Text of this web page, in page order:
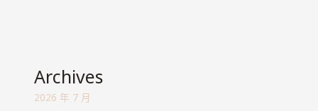
Archives
2026 年 7 月